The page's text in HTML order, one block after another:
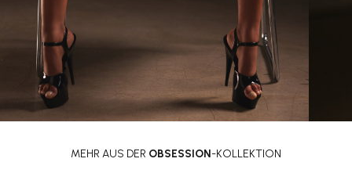
MEHR AUS DER OBSESSION-KOLLEKTION